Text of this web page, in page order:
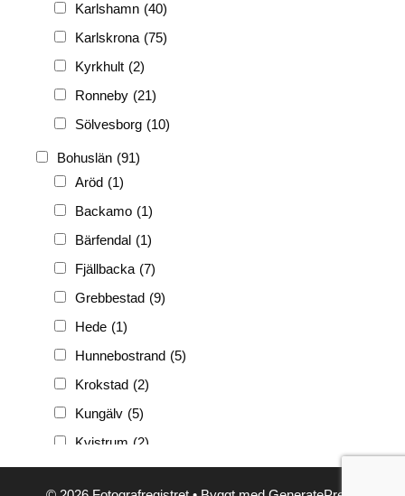
Karlshamn (40)
Karlskrona (75)
Kyrkhult (2)
Ronneby (21)
Sölvesborg (10)
Bohuslän (91)
Aröd (1)
Backamo (1)
Bärfendal (1)
Fjällbacka (7)
Grebbestad (9)
Hede (1)
Hunnebostrand (5)
Krokstad (2)
Kungälv (5)
Kvistrum (2)
Ljungskile (3)